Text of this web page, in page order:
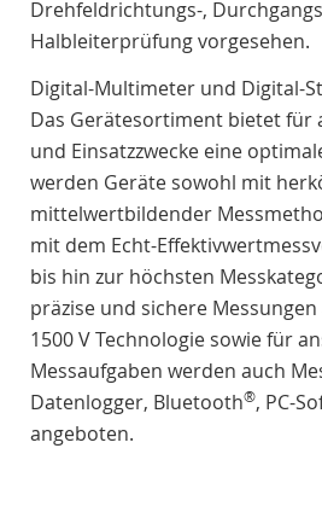
Drehfeldrichtungs-,
Halbleiterprüfung vorgesehen.
Digital-Multimeter und Digital-
Das Gerätesortiment bietet für
und Einsatzzwecke eine
werden Geräte sowohl mit
mittelwertbildender
mit dem Echt-
bis hin zur höchsten
präzise und sichere
1500 V Technologie sowie für
Messaufgaben werden auch
Datenlogger, Bluetooth®, PC-
angeboten.